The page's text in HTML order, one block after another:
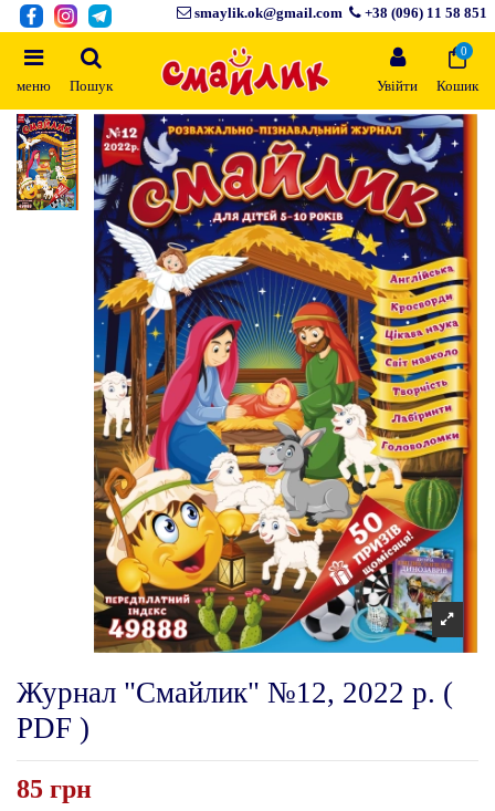
smaylik.ok@gmail.com +38 (096) 11 58 851
меню Пошук Увійти
0
Кошик
Журнал "Смайлик" №12, 2022 р. (
PDF )
85 грн